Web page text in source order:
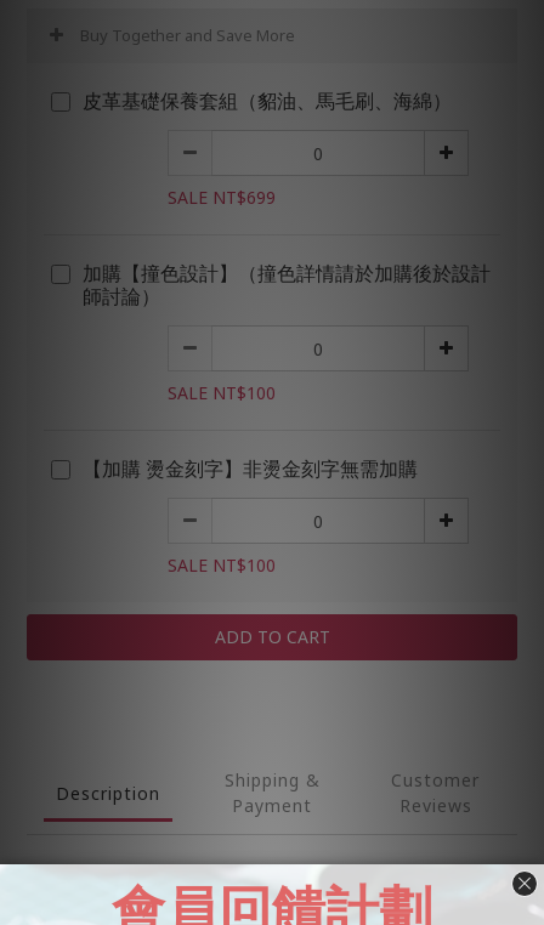
Buy Together and Save More
皮革基礎保養套組（貂油、馬毛刷、海綿）
SALE NT$699
加購【撞色設計】（撞色詳情請於加購後於設計
師討論）
SALE NT$100
【加購 燙金刻字】非燙金刻字無需加購
SALE NT$100
ADD TO CART
Description
Shipping &
Payment
Customer
Reviews
Description